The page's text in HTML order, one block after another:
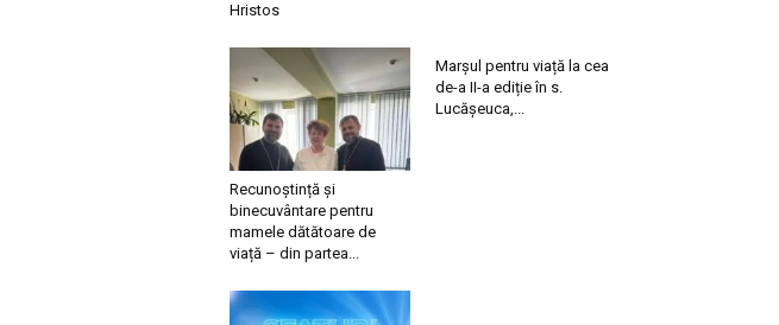
Hristos
Recunoștință și
binecuvântare pentru
mamele dătătoare de
viață – din partea...
Marșul pentru viață la cea
de-a II-a ediție în s.
Lucășeuca,...